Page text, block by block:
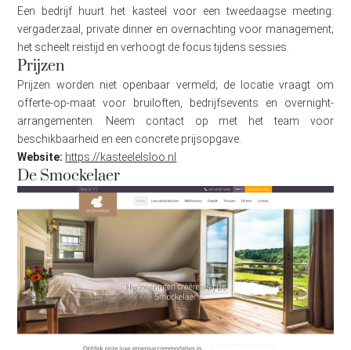
Een bedrijf huurt het kasteel voor een tweedaagse meeting:
vergaderzaal, private dinner en overnachting voor management;
het scheelt reistijd en verhoogt de focus tijdens sessies.
Prijzen
Prijzen worden niet openbaar vermeld; de locatie vraagt om
offerte-op-maat voor bruiloften, bedrijfsevents en overnight-
arrangementen. Neem contact op met het team voor
beschikbaarheid en een concrete prijsopgave.
Website: https://kasteelelsloo.nl
De Smockelaer